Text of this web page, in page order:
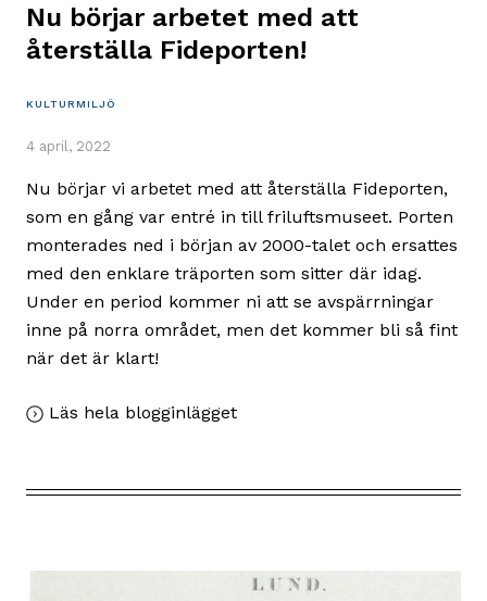
Nu börjar arbetet med att
återställa Fideporten!
KULTURMILJÖ
4 april, 2022
Nu börjar vi arbetet med att återställa Fideporten,
som en gång var entré in till friluftsmuseet. Porten
monterades ned i början av 2000-talet och ersattes
med den enklare träporten som sitter där idag.
Under en period kommer ni att se avspärrningar
inne på norra området, men det kommer bli så fint
när det är klart!
Läs hela blogginlägget,
arbetet
återställa